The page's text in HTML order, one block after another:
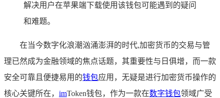
解决用户在苹果端下载使用该钱包可能遇到的疑问
和难题。
在当今数字化浪潮汹涌澎湃的时代,加密货币的交易与管
理已然成为金融领域的焦点话题，其重要性与日俱增，而一款
安全可靠且便捷易用的钱包应用，无疑是进行加密货币操作的
核心关键所在， imToken钱包，作为一款在数字钱包领域广受